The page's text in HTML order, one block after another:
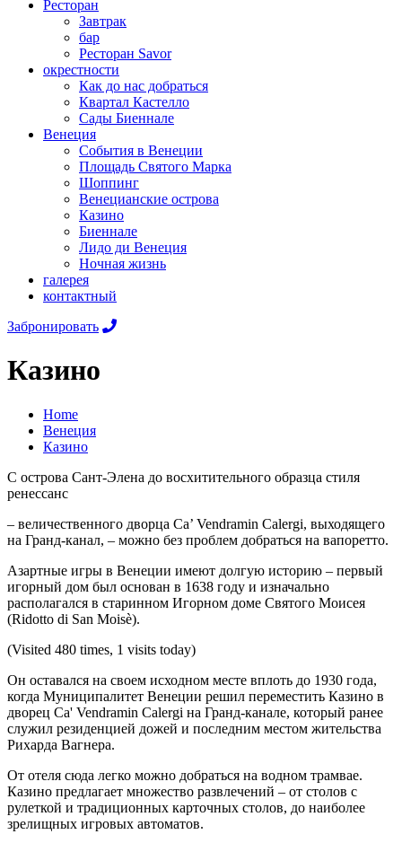
Ресторан
Завтрак
бар
Ресторан Savor
окрестности
Как до нас добраться
Квартал Кастелло
Сады Биеннале
Венеция
События в Венеции
Площадь Святого Марка
Шоппинг
Венецианские острова
Казино
Биеннале
Лидо ди Венеция
Ночная жизнь
галерея
контактный
Забронировать
Казино
Home
Венеция
Казино
С острова Сант-Элена до восхитительного образца стиля
ренессанс
– величественного дворца Ca’ Vendramin Calergi, выходящего
на Гранд-канал, – можно без проблем добраться на вапоретто.
Азартные игры в Венеции имеют долгую историю – первый
игорный дом был основан в 1638 году и изначально
располагался в старинном Игорном доме Святого Моисея
(Ridotto di San Moisè).
(Visited 480 times, 1 visits today)
Он оставался на своем исходном месте вплоть до 1930 года,
когда Муниципалитет Венеции решил переместить Казино в
дворец Ca' Vendramin Calergi на Гранд-канале, который ранее
служил резиденцией дожей и последним местом жительства
Рихарда Вагнера.
От отеля сюда легко можно добраться на водном трамвае.
Казино предлагает множество развлечений – от столов с
рулеткой и традиционных карточных столов, до наиболее
зрелищных игровых автоматов.